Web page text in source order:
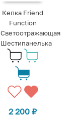
Кепка Friend
Function
Светоотражающая
Шестипанелька
2 200₽